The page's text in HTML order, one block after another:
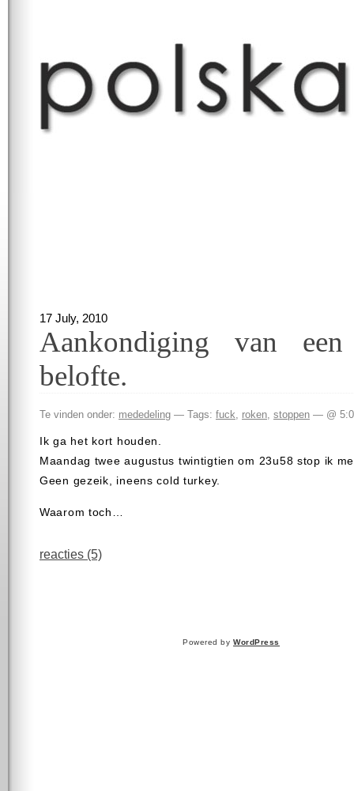
17 July, 2010
Aankondiging van een
belofte.
Te vinden onder: mededeling — Tags: fuck roken stoppen — @
Ik ga het kort houden.
Maandag twee augustus twintigtien om 23u58 stop ik
Geen gezeik, ineens cold turkey.
Waarom toch…
reacties (5)
Powered byWordPress